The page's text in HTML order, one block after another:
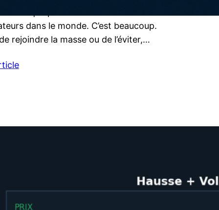
dans le monde. C’est beaucoup.
rejoindre la masse ou de l’éviter,…